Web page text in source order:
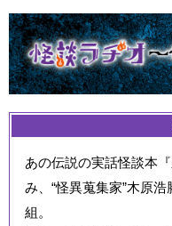
あの伝説の実話怪談本
み、“怪異蒐集家”木原
組。